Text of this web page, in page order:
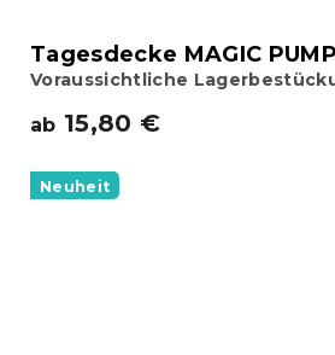
Tagesdecke MAGIC
Voraussichtliche
ab 15,80 €
Neuheit